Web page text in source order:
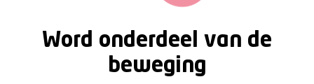
Word onderdeel van de
beweging